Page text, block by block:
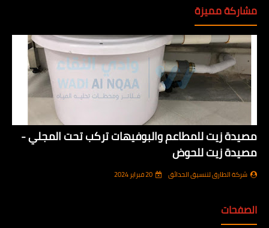
مشاركة مميزة
مصيدة زيت للمطاعم والبوفيهات تركب تحت المجلي -
مصيدة زيت للحوض
شركة الطارق لتنسيق الحدائق 20 فبراير 2024
الصفحات